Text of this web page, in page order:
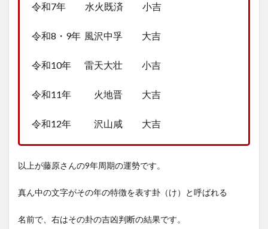
令和7年 水火既済 小吉
令和8・9年 風沢中孚 大吉
令和10年 雷天大壮 小吉
令和11年 火地晋 大吉
令和12年 沢山咸 大吉
以上が藤原さんの9年周期の運勢です。
真ん中の文字がその年の特徴を表す卦（け）と呼ばれる
名前で、右はその卦の吉凶判断の結果です。